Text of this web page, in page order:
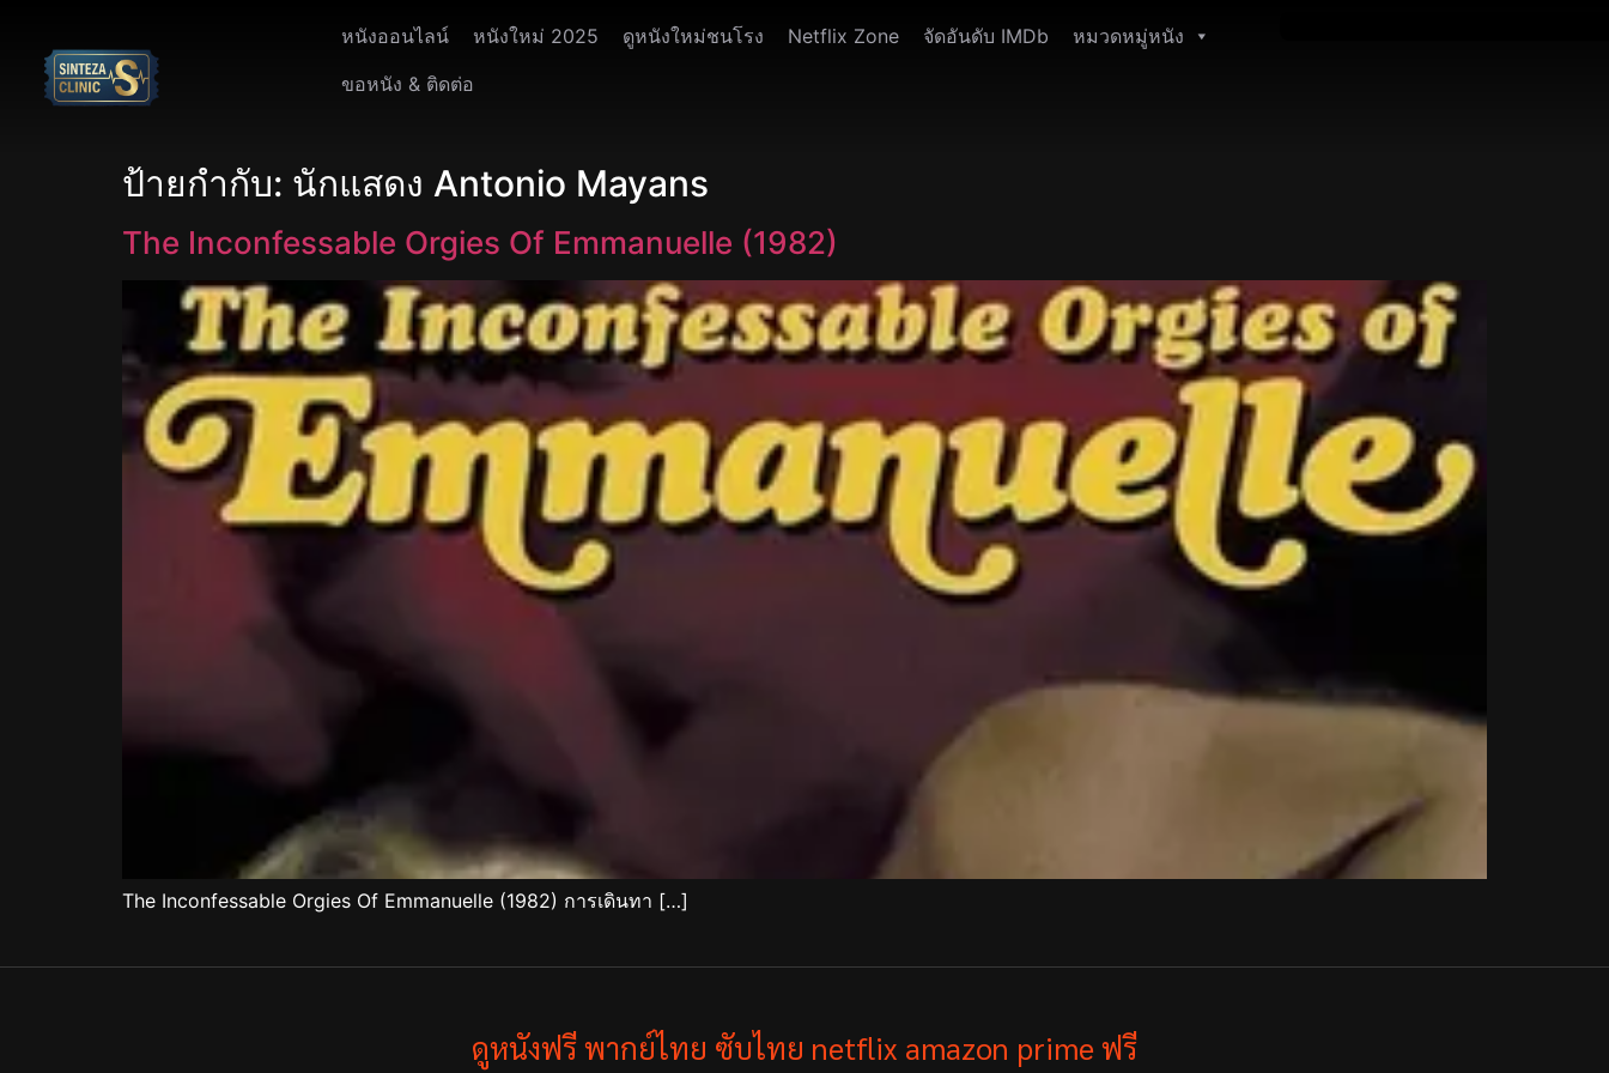
หนังออนไลน์ หนังใหม่ 2025 ดูหนังใหม่ชนโรง Netflix Zone จัดอันดับ IMDb
หมวดหมู่หนัง
ขอหนัง & ติดต่อ
ป้ายกำกับ: นักแสดง Antonio Mayans
The Inconfessable Orgies Of Emmanuelle (1982)
The Inconfessable Orgies Of Emmanuelle (1982) การเดินทา […]
ดูหนังฟรี พากย์ไทย ซับไทย netflix amazon prime ฟรี